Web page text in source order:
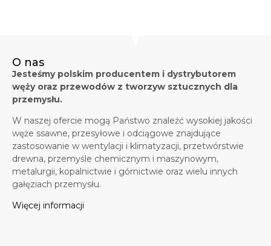
O nas
Jesteśmy polskim producentem i dystrybutorem
węży oraz przewodów z tworzyw sztucznych dla
przemysłu.
W naszej ofercie mogą Państwo znaleźć wysokiej jakości
węże ssawne, przesyłowe i odciągowe znajdujące
zastosowanie w wentylacji i klimatyzacji, przetwórstwie
drewna, przemyśle chemicznym i maszynowym,
metalurgii, kopalnictwie i górnictwie oraz wielu innych
gałęziach przemysłu.
Więcej informacji